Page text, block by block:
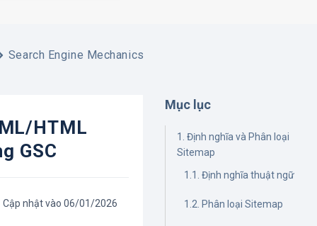
Search Engine Mechanics
HTML
GSC
Cập nhật vào 06/01/2026
Mục lục
1. Định nghĩa và Phân loại
Sitemap
1.1. Định nghĩa thuật ngữ
1.2. Phân loại Sitemap